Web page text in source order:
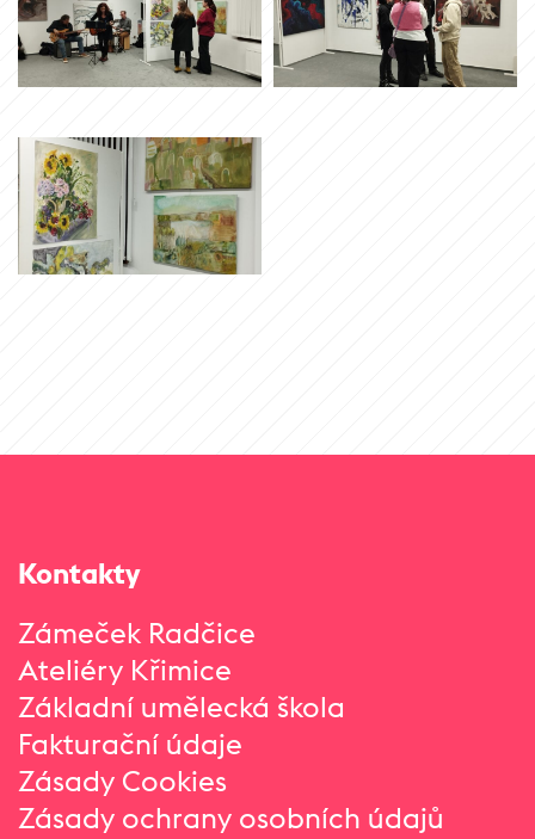
Kontakty
Zámeček Radčice
Ateliéry Křimice
Základní umělecká škola
Fakturační údaje
Zásady Cookies
Zásady ochrany osobních údajů